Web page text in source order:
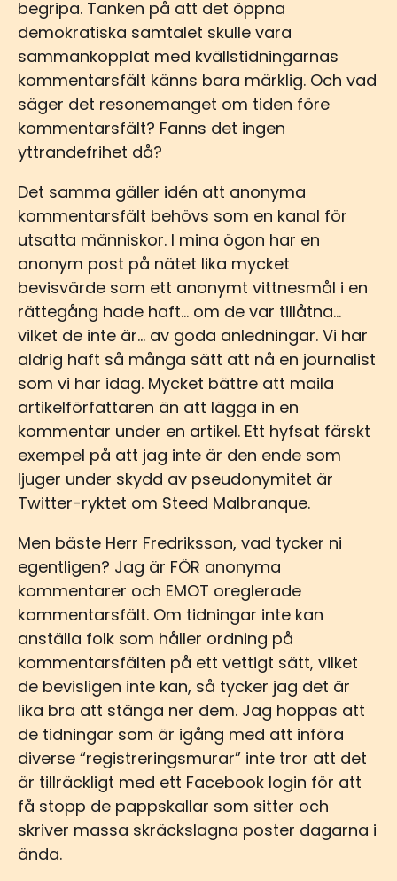
begripa. Tanken på att det öppna
demokratiska samtalet skulle vara
sammankopplat med kvällstidningarnas
kommentarsfält känns bara märklig. Och vad
säger det resonemanget om tiden före
kommentarsfält? Fanns det ingen
yttrandefrihet då?
Det samma gäller idén att anonyma
kommentarsfält behövs som en kanal för
utsatta människor. I mina ögon har en
anonym post på nätet lika mycket
bevisvärde som ett anonymt vittnesmål i en
rättegång hade haft... om de var tillåtna...
vilket de inte är... av goda anledningar. Vi har
aldrig haft så många sätt att nå en journalist
som vi har idag. Mycket bättre att maila
artikelförfattaren än att lägga in en
kommentar under en artikel. Ett hyfsat färskt
exempel på att jag inte är den ende som
ljuger under skydd av pseudonymitet är
Twitter-ryktet om Steed Malbranque.
Men bäste Herr Fredriksson, vad tycker ni
egentligen? Jag är FÖR anonyma
kommentarer och EMOT oreglerade
kommentarsfält. Om tidningar inte kan
anställa folk som håller ordning på
kommentarsfälten på ett vettigt sätt, vilket
de bevisligen inte kan, så tycker jag det är
lika bra att stänga ner dem. Jag hoppas att
de tidningar som är igång med att införa
diverse “registreringsmurar” inte tror att det
är tillräckligt med ett Facebook login för att
få stopp de pappskallar som sitter och
skriver massa skräckslagna poster dagarna i
ända.